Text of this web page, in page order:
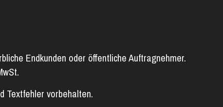
Endkunden oder öffentliche Auftragnehmer.
Textfehler vorbehalten.